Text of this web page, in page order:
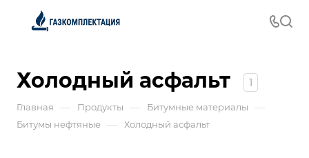
Холодный асфальт 1
Главная — Продукты — Битумные материалы —
Битумы нефтяные — Холодный асфальт